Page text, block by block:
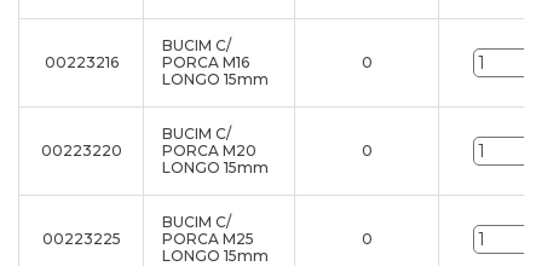
00223216
BUCIM C/
PORCA M16
LONGO 15mm
0
00223220
BUCIM C/
PORCA M20
LONGO 15mm
0
00223225
BUCIM C/
PORCA M25
LONGO 15mm
0